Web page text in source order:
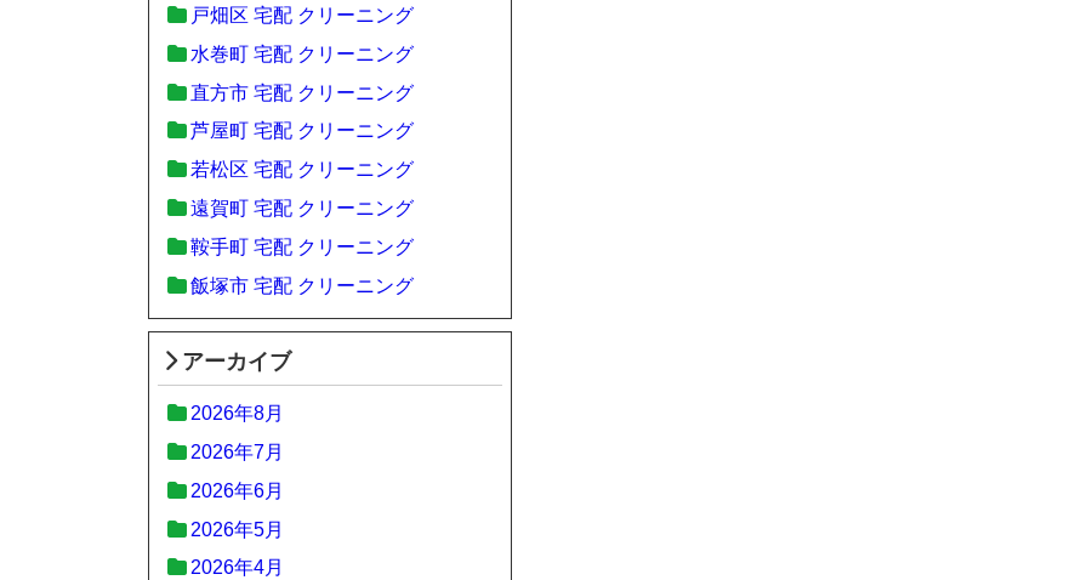
戸畑区 宅配 クリーニング
水巻町 宅配 クリーニング
直方市 宅配 クリーニング
芦屋町 宅配 クリーニング
若松区 宅配 クリーニング
遠賀町 宅配 クリーニング
鞍手町 宅配 クリーニング
飯塚市 宅配 クリーニング
アーカイブ
2026年8月
2026年7月
2026年6月
2026年5月
2026年4月